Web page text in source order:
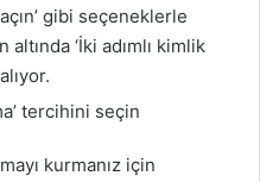
gibi seçeneklerle
altında ‘İki adımlı kimlik
tercihini seçin
kurmanız için